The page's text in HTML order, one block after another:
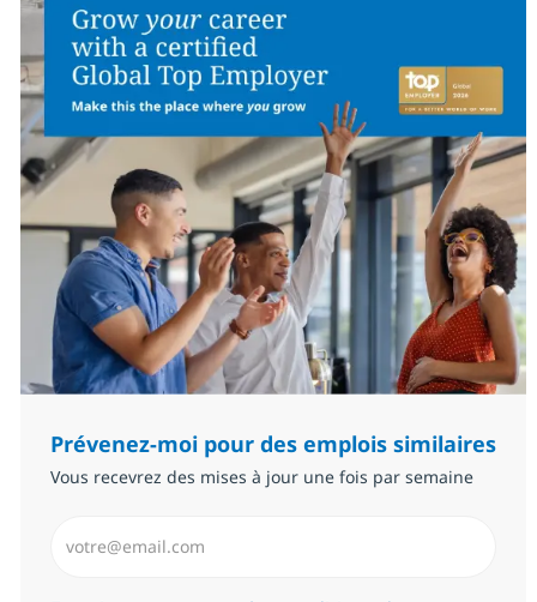
Prévenez-moi pour des emplois similaires
Vous recevrez des mises à jour une fois par semaine